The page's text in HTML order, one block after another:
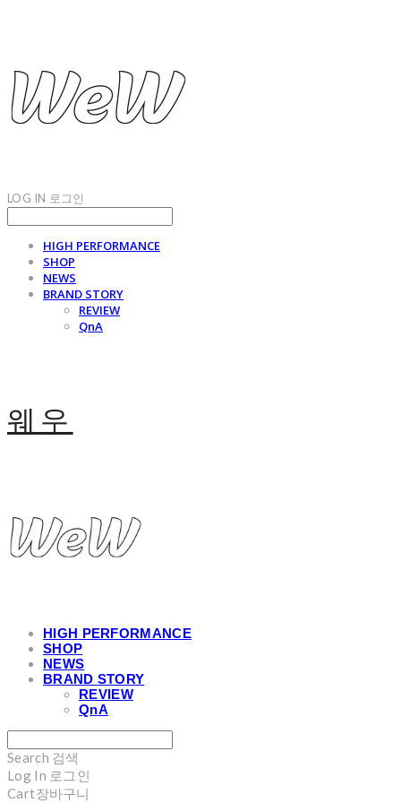
LOG IN 로그인
HIGH PERFORMANCE
SHOP
NEWS
BRAND STORY
REVIEW
QnA
웨우
HIGH PERFORMANCE
SHOP
NEWS
BRAND STORY
REVIEW
QnA
Search 검색
Log In 로그인
Cart장바구니